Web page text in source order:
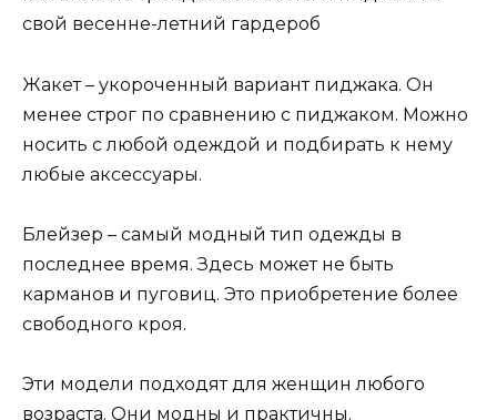
Жакет – укороченный вариант пиджака. Он
менее строг по сравнению с пиджаком. Можно
носить с любой одеждой и подбирать к нему
любые аксессуары.
Блейзер – самый модный тип одежды в
последнее время. Здесь может не быть
карманов и пуговиц. Это приобретение более
свободного кроя.
Эти модели подходят для женщин любого
возраста. Они модны и практичны.